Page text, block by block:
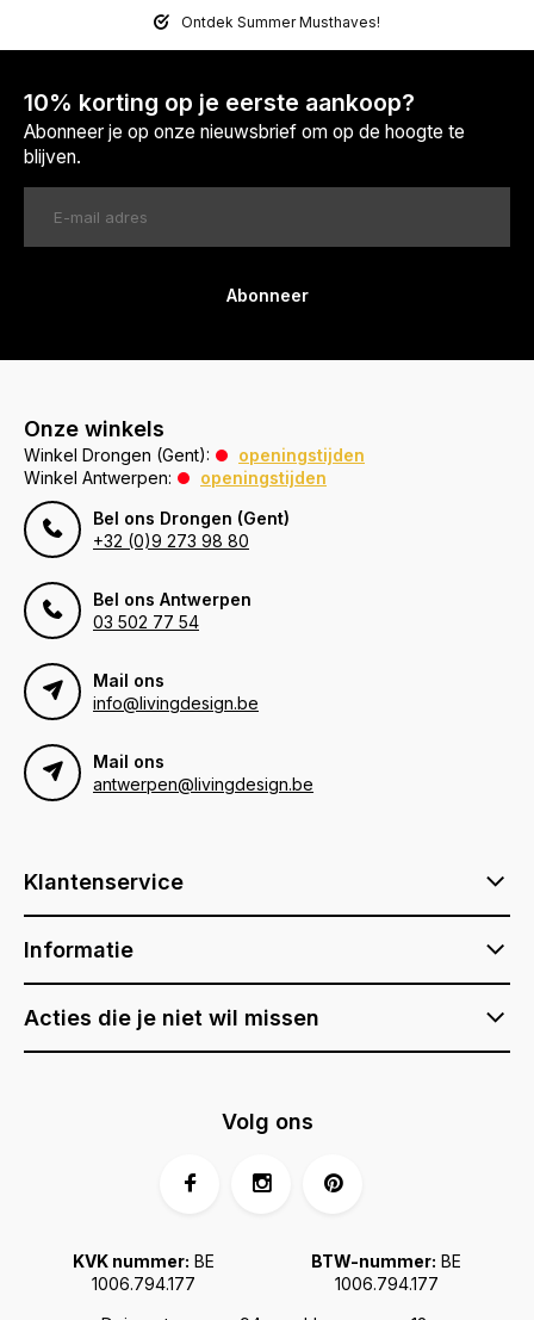
Ontdek Summer Musthaves!
10% korting op je eerste aankoop?
Abonneer je op onze nieuwsbrief om op de hoogte te
blijven.
Abonneer
Onze winkels
Winkel Drongen (Gent):
openingstijden
Winkel Antwerpen:
openingstijden
Bel ons Drongen (Gent)
+32 (0)9 273 98 80
Bel ons Antwerpen
03 502 77 54
Mail ons
info@livingdesign.be
Mail ons
antwerpen@livingdesign.be
Klantenservice
Informatie
Acties die je niet wil missen
KVK nummer: BE
1006.794.177
BTW-nummer: BE
1006.794.177
Volg ons